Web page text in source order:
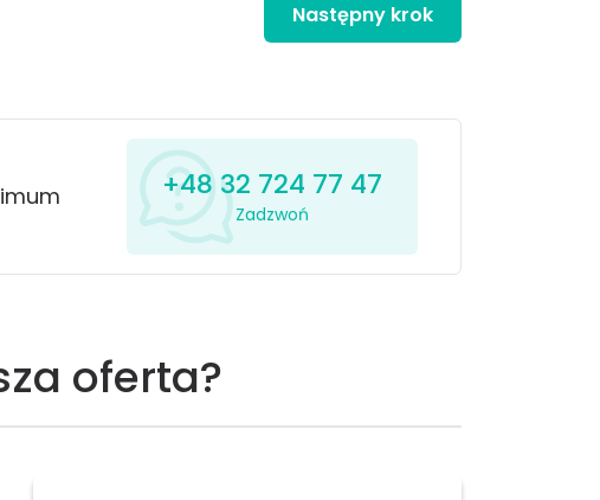
Następny krok
+48 32 724 77 47
Zadzwoń
oferta?